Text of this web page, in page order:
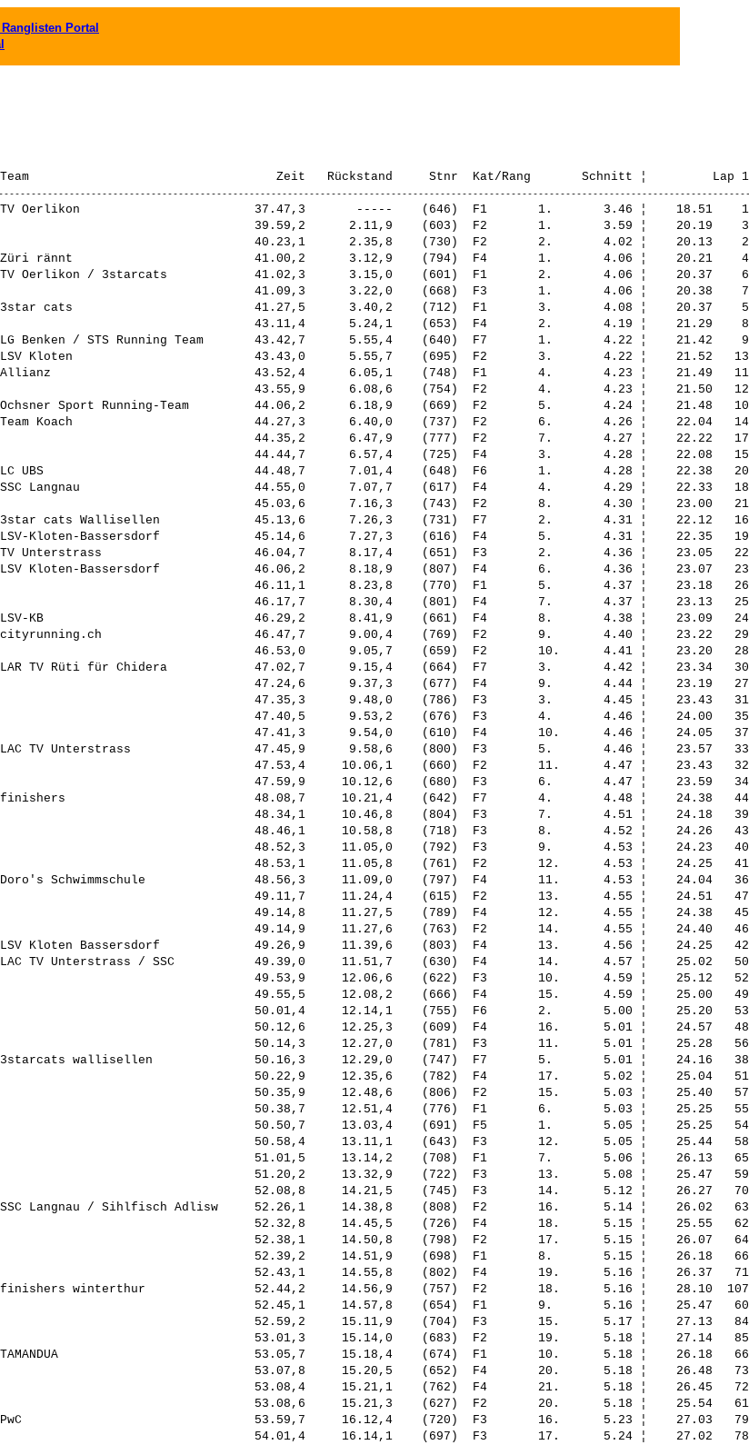
Portal
Oerlikon                        37.47,3       -----    (646)  F1       1.       3.46 ¦    18.51
39.59,2      2.11,9    (603)  F2       1.       3.59 ¦    20.19
40.23,1      2.35,8    (730)  F2       2.       4.02 ¦    20.13
rännt                         41.00,2      3.12,9    (794)  F4       1.       4.06 ¦    20.21
Oerlikon / 3starcats            41.02,3      3.15,0    (601)  F1       2.       4.06 ¦    20.37
41.09,3      3.22,0    (668)  F3       1.       4.06 ¦    20.38
3star cats                         41.27,5      3.40,2    (712)  F1       3.       4.08 ¦    20.37
43.11,4      5.24,1    (653)  F4       2.       4.19 ¦    21.29
Benken / STS Running Team       43.42,7      5.55,4    (640)  F7       1.       4.22 ¦    21.42
Kloten                         43.43,0      5.55,7    (695)  F2       3.       4.22 ¦    21.52
43.52,4      6.05,1    (748)  F1       4.       4.23 ¦    21.49
43.55,9      6.08,6    (754)  F2       4.       4.23 ¦    21.50
Sport Running-Team         44.06,2      6.18,9    (669)  F2       5.       4.24 ¦    21.48
Koach                         44.27,3      6.40,0    (737)  F2       6.       4.26 ¦    22.04
44.35,2      6.47,9    (777)  F2       7.       4.27 ¦    22.22
44.44,7      6.57,4    (725)  F4       3.       4.28 ¦    22.08
UBS                             44.48,7      7.01,4    (648)  F6       1.       4.28 ¦    22.38
Langnau                        44.55,0      7.07,7    (617)  F4       4.       4.29 ¦    22.33
45.03,6      7.16,3    (743)  F2       8.       4.30 ¦    23.00
cats Wallisellen             45.13,6      7.26,3    (731)  F7       2.       4.31 ¦    22.12
Kloten-Bassersdorf             45.14,6      7.27,3    (616)  F4       5.       4.31 ¦    22.35
TV Unterstrass                     46.04,7      8.17,4    (651)  F3       2.       4.36 ¦    23.05
Kloten-Bassersdorf             46.06,2      8.18,9    (807)  F4       6.       4.36 ¦    23.07
46.11,1      8.23,8    (770)  F1       5.       4.37 ¦    23.18
46.17,7      8.30,4    (801)  F4       7.       4.37 ¦    23.13
KB                             46.29,2      8.41,9    (661)  F4       8.       4.38 ¦    23.09
46.47,7      9.00,4    (769)  F2       9.       4.40 ¦    23.22
46.53,0      9.05,7    (659)  F2       10.      4.41 ¦    23.20
TV Rüti für Chidera            47.02,7      9.15,4    (664)  F7       3.       4.42 ¦    23.34
47.24,6      9.37,3    (677)  F4       9.       4.44 ¦    23.19
47.35,3      9.48,0    (786)  F3       3.       4.45 ¦    23.43
47.40,5      9.53,2    (676)  F3       4.       4.46 ¦    24.00
47.41,3      9.54,0    (610)  F4       10.      4.46 ¦    24.05
TV Unterstrass                 47.45,9      9.58,6    (800)  F3       5.       4.46 ¦    23.57
47.53,4     10.06,1    (660)  F2       11.      4.47 ¦    23.43
47.59,9     10.12,6    (680)  F3       6.       4.47 ¦    23.59
finishers                          48.08,7     10.21,4    (642)  F7       4.       4.48 ¦    24.38
48.34,1     10.46,8    (804)  F3       7.       4.51 ¦    24.18
48.46,1     10.58,8    (718)  F3       8.       4.52 ¦    24.26
48.52,3     11.05,0    (792)  F3       9.       4.53 ¦    24.23
48.53,1     11.05,8    (761)  F2       12.      4.53 ¦    24.25
Doro's Schwimmschule               48.56,3     11.09,0    (797)  F4       11.      4.53 ¦    24.04
49.11,7     11.24,4    (615)  F2       13.      4.55 ¦    24.51
49.14,8     11.27,5    (789)  F4       12.      4.55 ¦    24.38
49.14,9     11.27,6    (763)  F2       14.      4.55 ¦    24.40
Kloten Bassersdorf             49.26,9     11.39,6    (803)  F4       13.      4.56 ¦    24.25
TV Unterstrass / SSC           49.39,0     11.51,7    (630)  F4       14.      4.57 ¦    25.02
49.53,9     12.06,6    (622)  F3       10.      4.59 ¦    25.12
49.55,5     12.08,2    (666)  F4       15.      4.59 ¦    25.00
50.01,4     12.14,1    (755)  F6       2.       5.00 ¦    25.20
50.12,6     12.25,3    (609)  F4       16.      5.01 ¦    24.57
50.14,3     12.27,0    (781)  F3       11.      5.01 ¦    25.28
wallisellen              50.16,3     12.29,0    (747)  F7       5.       5.01 ¦    24.16
50.22,9     12.35,6    (782)  F4       17.      5.02 ¦    25.04
50.35,9     12.48,6    (806)  F2       15.      5.03 ¦    25.40
50.38,7     12.51,4    (776)  F1       6.       5.03 ¦    25.25
50.50,7     13.03,4    (691)  F5       1.       5.05 ¦    25.25
50.58,4     13.11,1    (643)  F3       12.      5.05 ¦    25.44
51.01,5     13.14,2    (708)  F1       7.       5.06 ¦    26.13
51.20,2     13.32,9    (722)  F3       13.      5.08 ¦    25.47
52.08,8     14.21,5    (745)  F3       14.      5.12 ¦    26.27
Langnau / Sihlfisch Adlisw     52.26,1     14.38,8    (808)  F2       16.      5.14 ¦    26.02
52.32,8     14.45,5    (726)  F4       18.      5.15 ¦    25.55
52.38,1     14.50,8    (798)  F2       17.      5.15 ¦    26.07
52.39,2     14.51,9    (698)  F1       8.       5.15 ¦    26.18
52.43,1     14.55,8    (802)  F4       19.      5.16 ¦    26.37
winterthur               52.44,2     14.56,9    (757)  F2       18.      5.16 ¦    28.10
52.45,1     14.57,8    (654)  F1       9.       5.16 ¦    25.47
52.59,2     15.11,9    (704)  F3       15.      5.17 ¦    27.13
53.01,3     15.14,0    (683)  F2       19.      5.18 ¦    27.14
53.05,7     15.18,4    (674)  F1       10.      5.18 ¦    26.18
53.07,8     15.20,5    (652)  F4       20.      5.18 ¦    26.48
53.08,4     15.21,1    (762)  F4       21.      5.18 ¦    26.45
53.08,6     15.21,3    (627)  F2       20.      5.18 ¦    25.54
53.59,7     16.12,4    (720)  F3       16.      5.23 ¦    27.03
54.01,4     16.14,1    (697)  F3       17.      5.24 ¦    27.02